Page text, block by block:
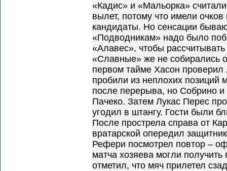
«Кадис» и «Мальорка»
вылет, потому что имели
кандидаты. Но сенсации
«Подводникам» надо было
«Алавес», чтобы
«Славные» же не собирались
первом тайме Хасон
пробили из неплохих позиций
после перерыва, но Собрино и
Пачеко. Затем Лукас Перес
угодил в штангу. Гости были
После прострела справа от
вратарской опередил
Рефери посмотрел повтор –
матча хозяева могли
отметил, что мяч прилетел